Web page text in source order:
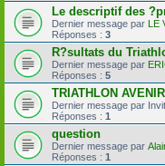
Le descriptif des
Dernier message par LE
Réponses : 3
R?sultats du
Dernier message par
Réponses : 5
TRIATHLON
Dernier message par
Réponses : 1
question
Dernier message par
Réponses : 1